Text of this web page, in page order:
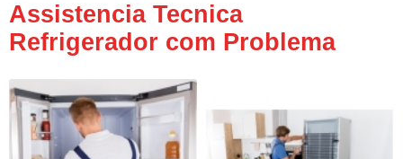
Assistencia Tecnica
Refrigerador com Problema